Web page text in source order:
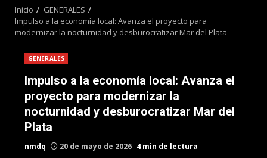
Inicio
GENERALES
Impulso a la economía local: Avanza el proyecto para
modernizar la nocturnidad y desburocratizar Mar del Plata
GENERALES
Impulso a la economía local: Avanza el
proyecto para modernizar la
nocturnidad y desburocratizar Mar del
Plata
nmdq 20 de mayo de 2026 4 min de lectura